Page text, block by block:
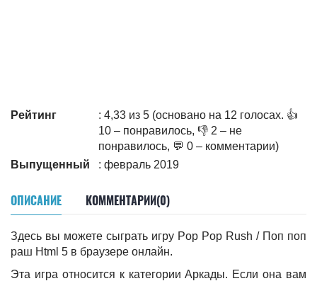
Рейтинг
: 4,33 из 5 (основано на 12 голосах. 👍
10 – понравилось, 👎 2 – не
понравилось, 💬 0 – комментарии)
Выпущенный
: февраль 2019
ОПИСАНИЕ КОММЕНТАРИИ(0)
Здесь вы можете сыграть игру Pop Pop Rush / Поп поп
раш Html 5 в браузере онлайн.
Эта игра относится к категории Аркады. Если она вам